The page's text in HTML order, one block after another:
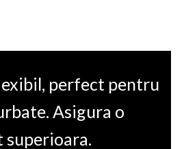
perfect pentru
Asigura o
superioara.